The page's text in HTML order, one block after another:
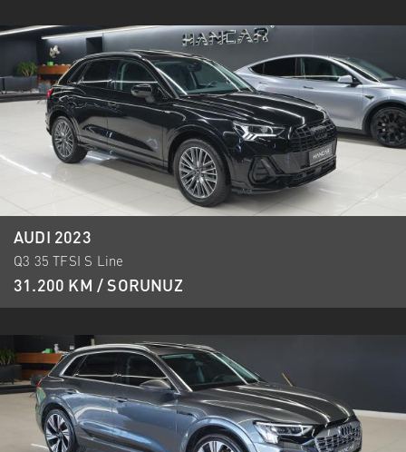
AUDI 2023
Q3 35 TFSI S Line
31.200 KM / SORUNUZ